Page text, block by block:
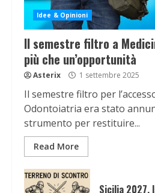
Idee & Opinioni
Il semestre filtro a
più che un’opportunità
Asterix 1 settembre 2025
Il semestre filtro per
Odontoiatria era stato
strumento per restituire...
Read More
Sicilia 2027,